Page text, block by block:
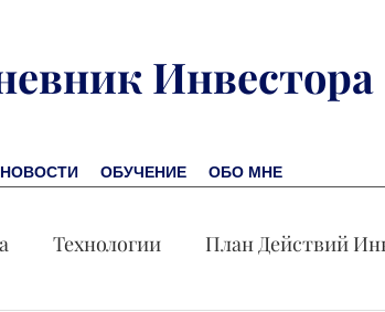
Инвестора
НОВОСТИ ОБУЧЕНИЕ ОБО МНЕ
Технологии План Действий